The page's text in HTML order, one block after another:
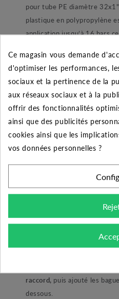
pour tube PE diamètre
plastique en polypropylène
application jusqu’à 16 bars
d’arrosage automatique
raccord est composé d’un
étanchéité parfaite. Ensuite
de blocage de joint afin de
montage et démontage du
blocage en POM blanc
Et enfin une bague de
but de refermer et maintenir
Conseil de montage :
Pour bien monter ce raccord
simple,
1/ démonté la bague noire
raccord, puis ajouté les
dessous.
Ce magasin vous demande
d'optimiser les performances,
sociaux et la pertinence de la
aux réseaux sociaux et à la
offrir des fonctionnalités
ainsi que des publicités
cookies ainsi que les
vos données personnelles ?